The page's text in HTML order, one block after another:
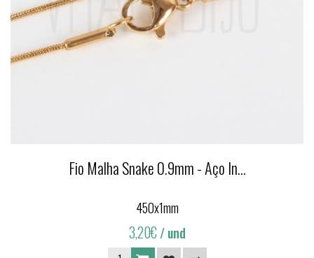
Fio Malha Snake 0.9mm - Aço In...
450x1mm
3,20€/ und